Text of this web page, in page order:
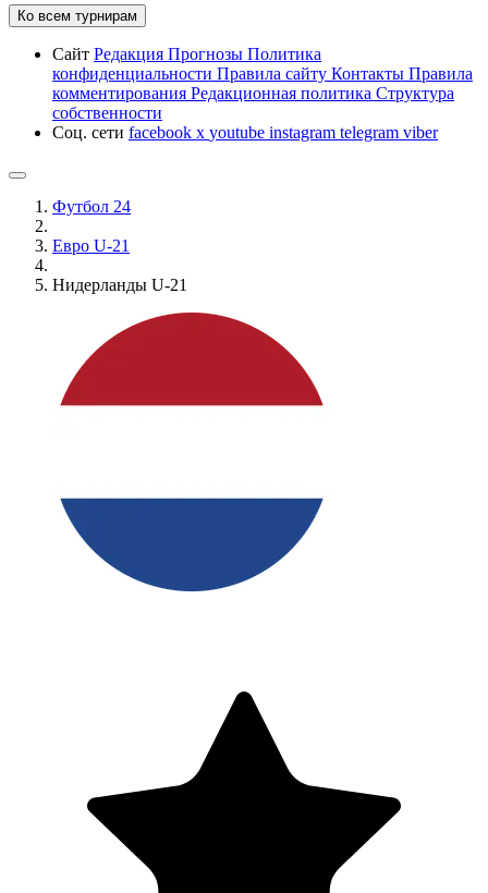
Ко всем турнирам
Сайт Редакция Прогнозы Политика
конфиденциальности Правила сайту Контакты Правила
комментирования Редакционная политика Структура
собственности
Соц. сети facebook x youtube instagram telegram viber
Футбол 24
Евро U-21
Нидерланды U-21